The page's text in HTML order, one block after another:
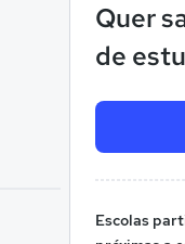
Quer
de
Escolas